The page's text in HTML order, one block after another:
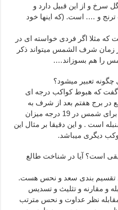
سرخ و از این قبیل دارد و
و …. است. (که اینها خود
که مثلا اگر فردی خواسته ای در
زمان شرف الشمس میتواند ذکر
را هم بسوزاند….
که هبوط کواکب درجه ای
در برج هفتم بعد از شرف به
همان درجه میباشد. مثلا هبوط برای شمس در 19 درجه میزان
28 درجه سنبله است . و این دقیقا بر مثال این
دیگری میباشد.
است؟ آیا در شناخت طالع
تقسیم بندی سعد و نحس هست.
و مقارنه و تثلیث و تسدیس
نظر عداوت و نحس مترتب